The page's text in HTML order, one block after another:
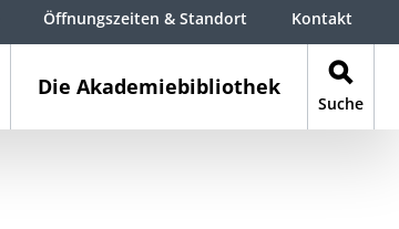
Die Akademiebibliothek
Suche
Öffnungszeiten & Standort Kontakt